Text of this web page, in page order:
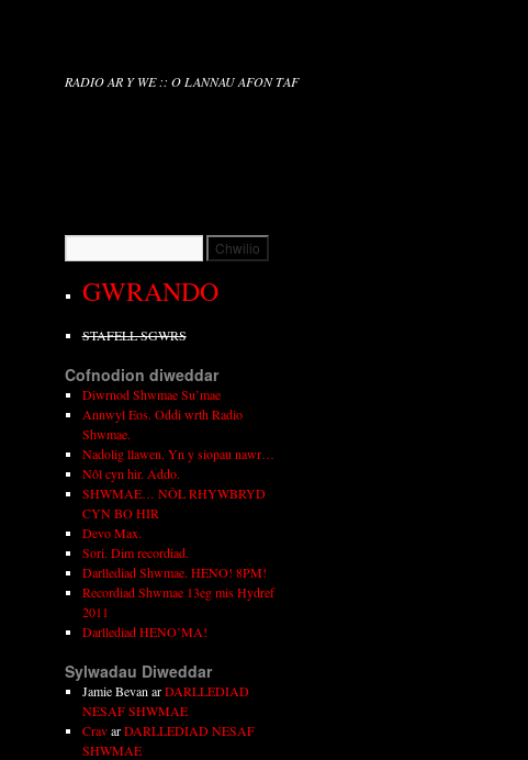
RADIO AR Y WE :: O LANNAU AFON TAF
GWRANDO
STAFELL SGWRS
Cofnodion diweddar
Diwrnod Shwmae Su’mae
Annwyl Eos. Oddi wrth Radio
Shwmae.
Nadolig llawen. Yn y siopau nawr…
Nôl cyn hir. Addo.
SHWMAE… NÔL RHYWBRYD
CYN BO HIR
Devo Max.
Sori. Dim recordiad.
Darllediad Shwmae. HENO! 8PM!
Recordiad Shwmae 13eg mis Hydref
2011
Darllediad HENO’MA!
Sylwadau Diweddar
Jamie Bevan arDARLLEDIAD
NESAF SHWMAE
CravarDARLLEDIAD NESAF
SHWMAE